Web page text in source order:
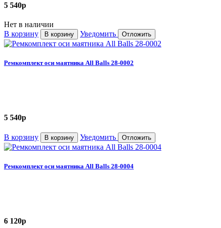
5 540p
Нет в наличии
В корзину
В корзину Уведомить Отложить
Ремкомплект оси маятника All Balls 28-0002
5 540p
В корзину В корзину Уведомить Отложить
Ремкомплект оси маятника All Balls 28-0004
6 120p